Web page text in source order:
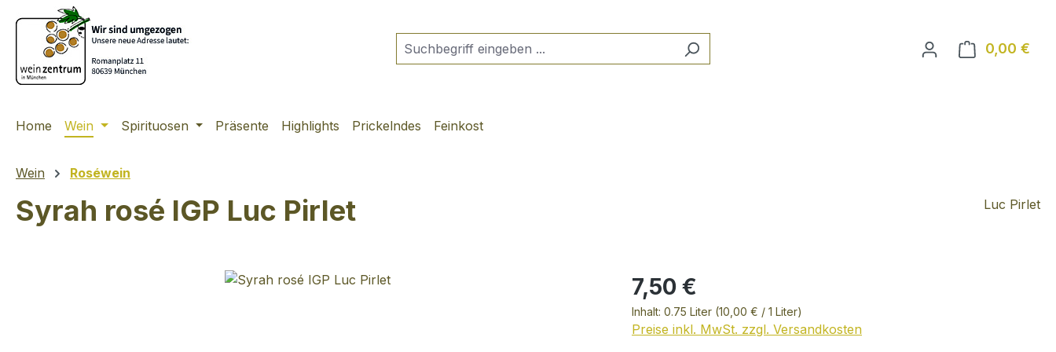
Hauptinhalt springen
Zur Suche springen
Zur Hauptnavigation springen
0,00 €
Home Wein Spirituosen Präsente Highlights Prickelndes Feinkost
Wein Roséwein
Syrah rosé IGP Luc Pirlet Luc Pirlet
7,50 €
Inhalt: 0.75 Liter (10,00 € / 1 Liter)
Preise inkl. MwSt. zzgl. Versandkosten